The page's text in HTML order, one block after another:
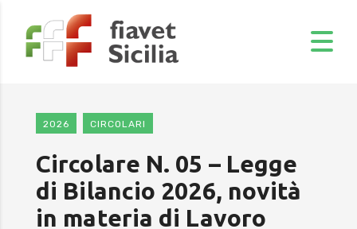
2026 CIRCOLARI
Circolare N. 05 – Legge
di Bilancio 2026, novità
in materia di Lavoro